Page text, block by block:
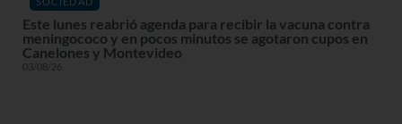
Este lunes reabrió agenda para recibir la vacuna contra
meningococo y en pocos minutos se agotaron cupos en
Canelones y Montevideo
03/08/26